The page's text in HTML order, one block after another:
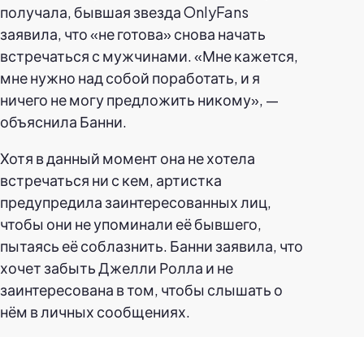
получала, бывшая звезда OnlyFans
заявила, что «не готова» снова начать
встречаться с мужчинами. «Мне кажется,
мне нужно над собой поработать, и я
ничего не могу предложить никому», —
объяснила Банни.
Хотя в данный момент она не хотела
встречаться ни с кем, артистка
предупредила заинтересованных лиц,
чтобы они не упоминали её бывшего,
пытаясь её соблазнить. Банни заявила, что
хочет забыть Джелли Ролла и не
заинтересована в том, чтобы слышать о
нём в личных сообщениях.